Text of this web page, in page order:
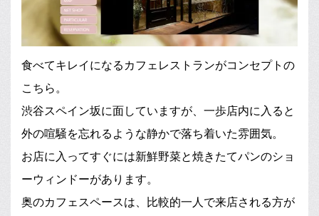
食べてキレイになるカフェレストランがコンセプトの
こちら。
渋谷スペイン坂に面していますが、一歩店内に入ると
外の喧騒を忘れるような静かで落ち着いた雰囲気。
お店に入ってすぐには新鮮野菜と焼きたてパンのショ
ーウィンドーがあります。
奥のカフェスペースは、比較的一人で来店される方が